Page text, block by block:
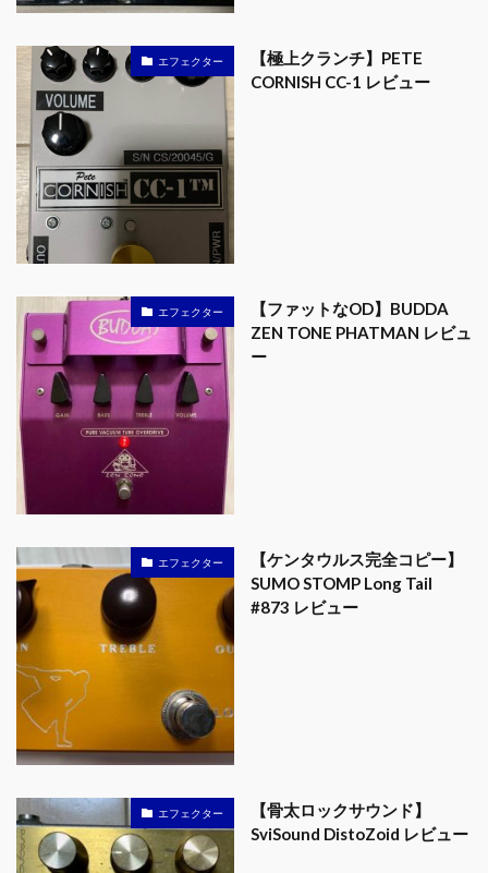
エフェクター
【極上クランチ】PETE
CORNISH CC-1 レビュー
エフェクター
【ファットなOD】BUDDA
ZEN TONE PHATMAN レビュ
ー
エフェクター
【ケンタウルス完全コピー】
SUMO STOMP Long Tail
#873 レビュー
エフェクター
【骨太ロックサウンド】
SviSound DistoZoid レビュー